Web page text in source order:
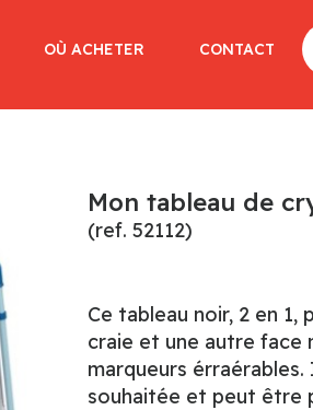
OÙ ACHETER CONTACT
Mon tableau de
(ref. 52112)
Ce tableau noir, 2 en
craie et une autre face
marqueurs
souhaitée et peut être